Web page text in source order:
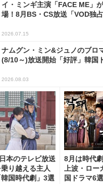
イ・ミンギ主演「FACE ME」
場！8月BS・CS放送「VOD独
2026.07.15
ナムグン・ミン&ジュノのブロ
(8/10～)放送開始「好評」韓国
2026.08.03
本のテレビ放送
り越える主人
国時代劇」3選
8月は時代
上波・ロ
国ドラマ6選